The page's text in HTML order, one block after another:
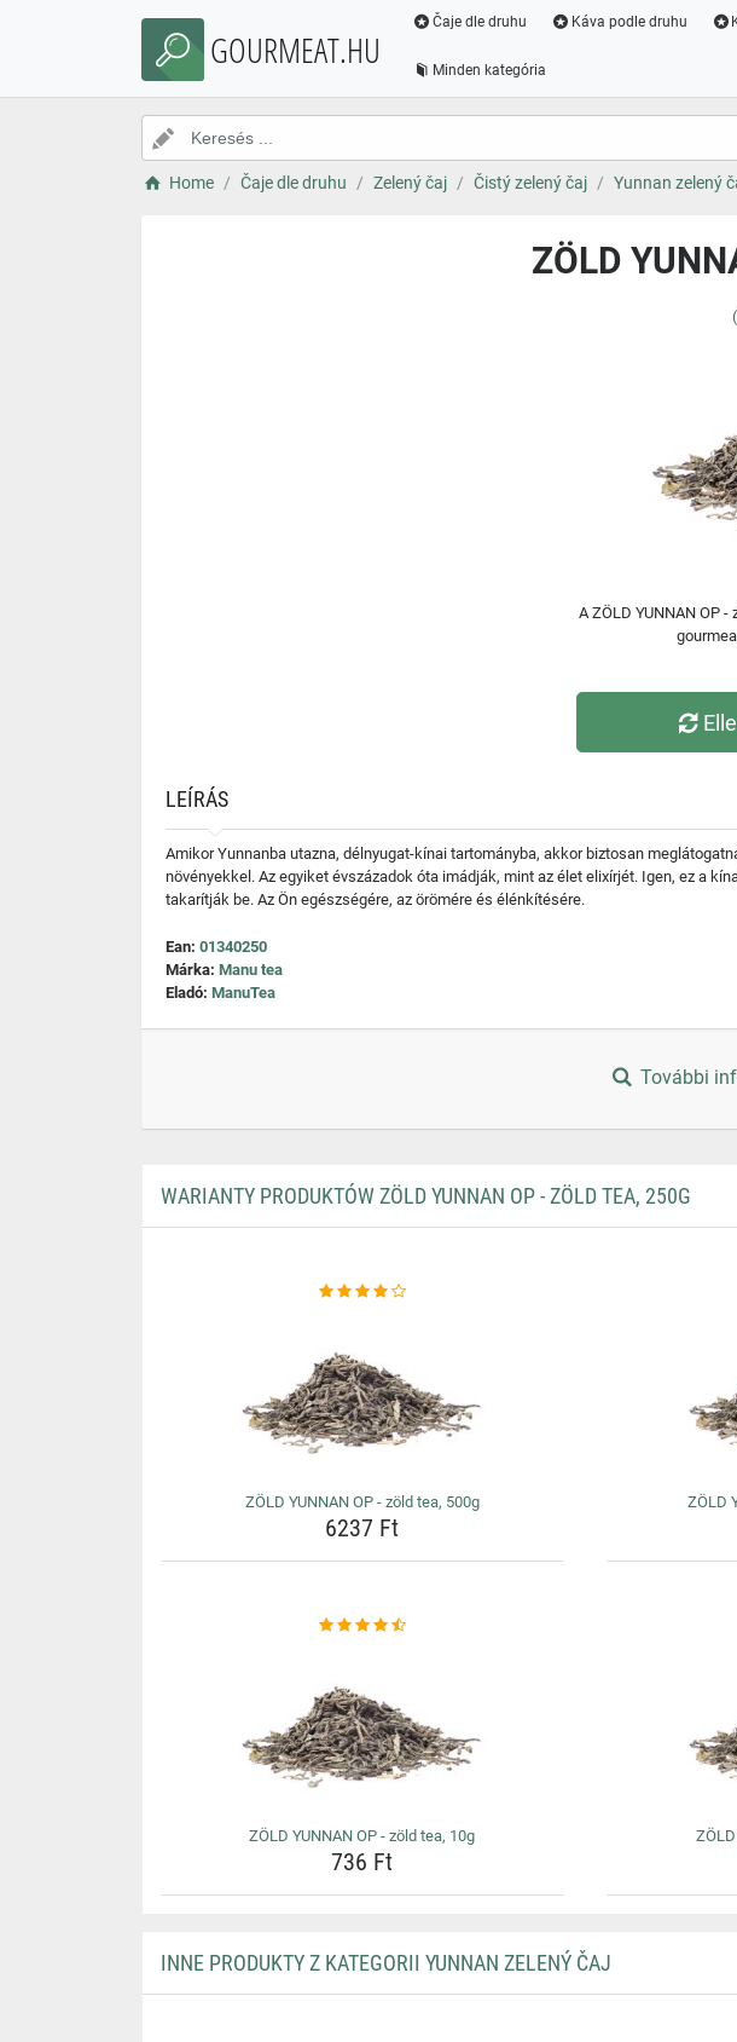
GOURMEAT.HU
Čaje dle druhu Káva podle druhu
Minden kategória
Home Čaje dle druhu Zelený čaj Čistý zelený čaj Yunnan zelený
ZÖLD
A ZÖLD YUNNAN OP
LEÍRÁS
Amikor Yunnanba utazna, délnyugat-kínai tartományba, akkor biztosan
növényekkel. Az egyiket évszázadok óta imádják, mint az élet elixírjét. Igen, ez a
takarítják be. Az Ön egészségére, az örömére és élénkítésére.
Ean: 01340250
Márka: Manu tea
Eladó: ManuTea
További
WARIANTY PRODUKTÓW ZÖLD YUNNAN OP - ZÖLD TEA, 250G
ZÖLD YUNNAN OP - zöld tea, 500g
6237 Ft
ZÖLD
ZÖLD YUNNAN OP - zöld tea, 10g
736 Ft
INNE PRODUKTY Z KATEGORII YUNNAN ZELENÝ ČAJ